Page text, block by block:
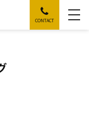
CONTACT